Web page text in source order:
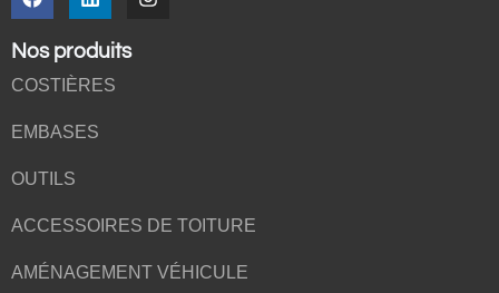
Nos produits
COSTIÈRES
EMBASES
OUTILS
ACCESSOIRES DE TOITURE
AMÉNAGEMENT VÉHICULE